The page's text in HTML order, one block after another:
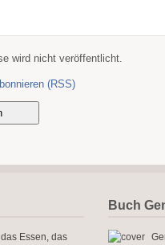
wird nicht veröffentlicht.
(RSS)
Essen, das
Buch